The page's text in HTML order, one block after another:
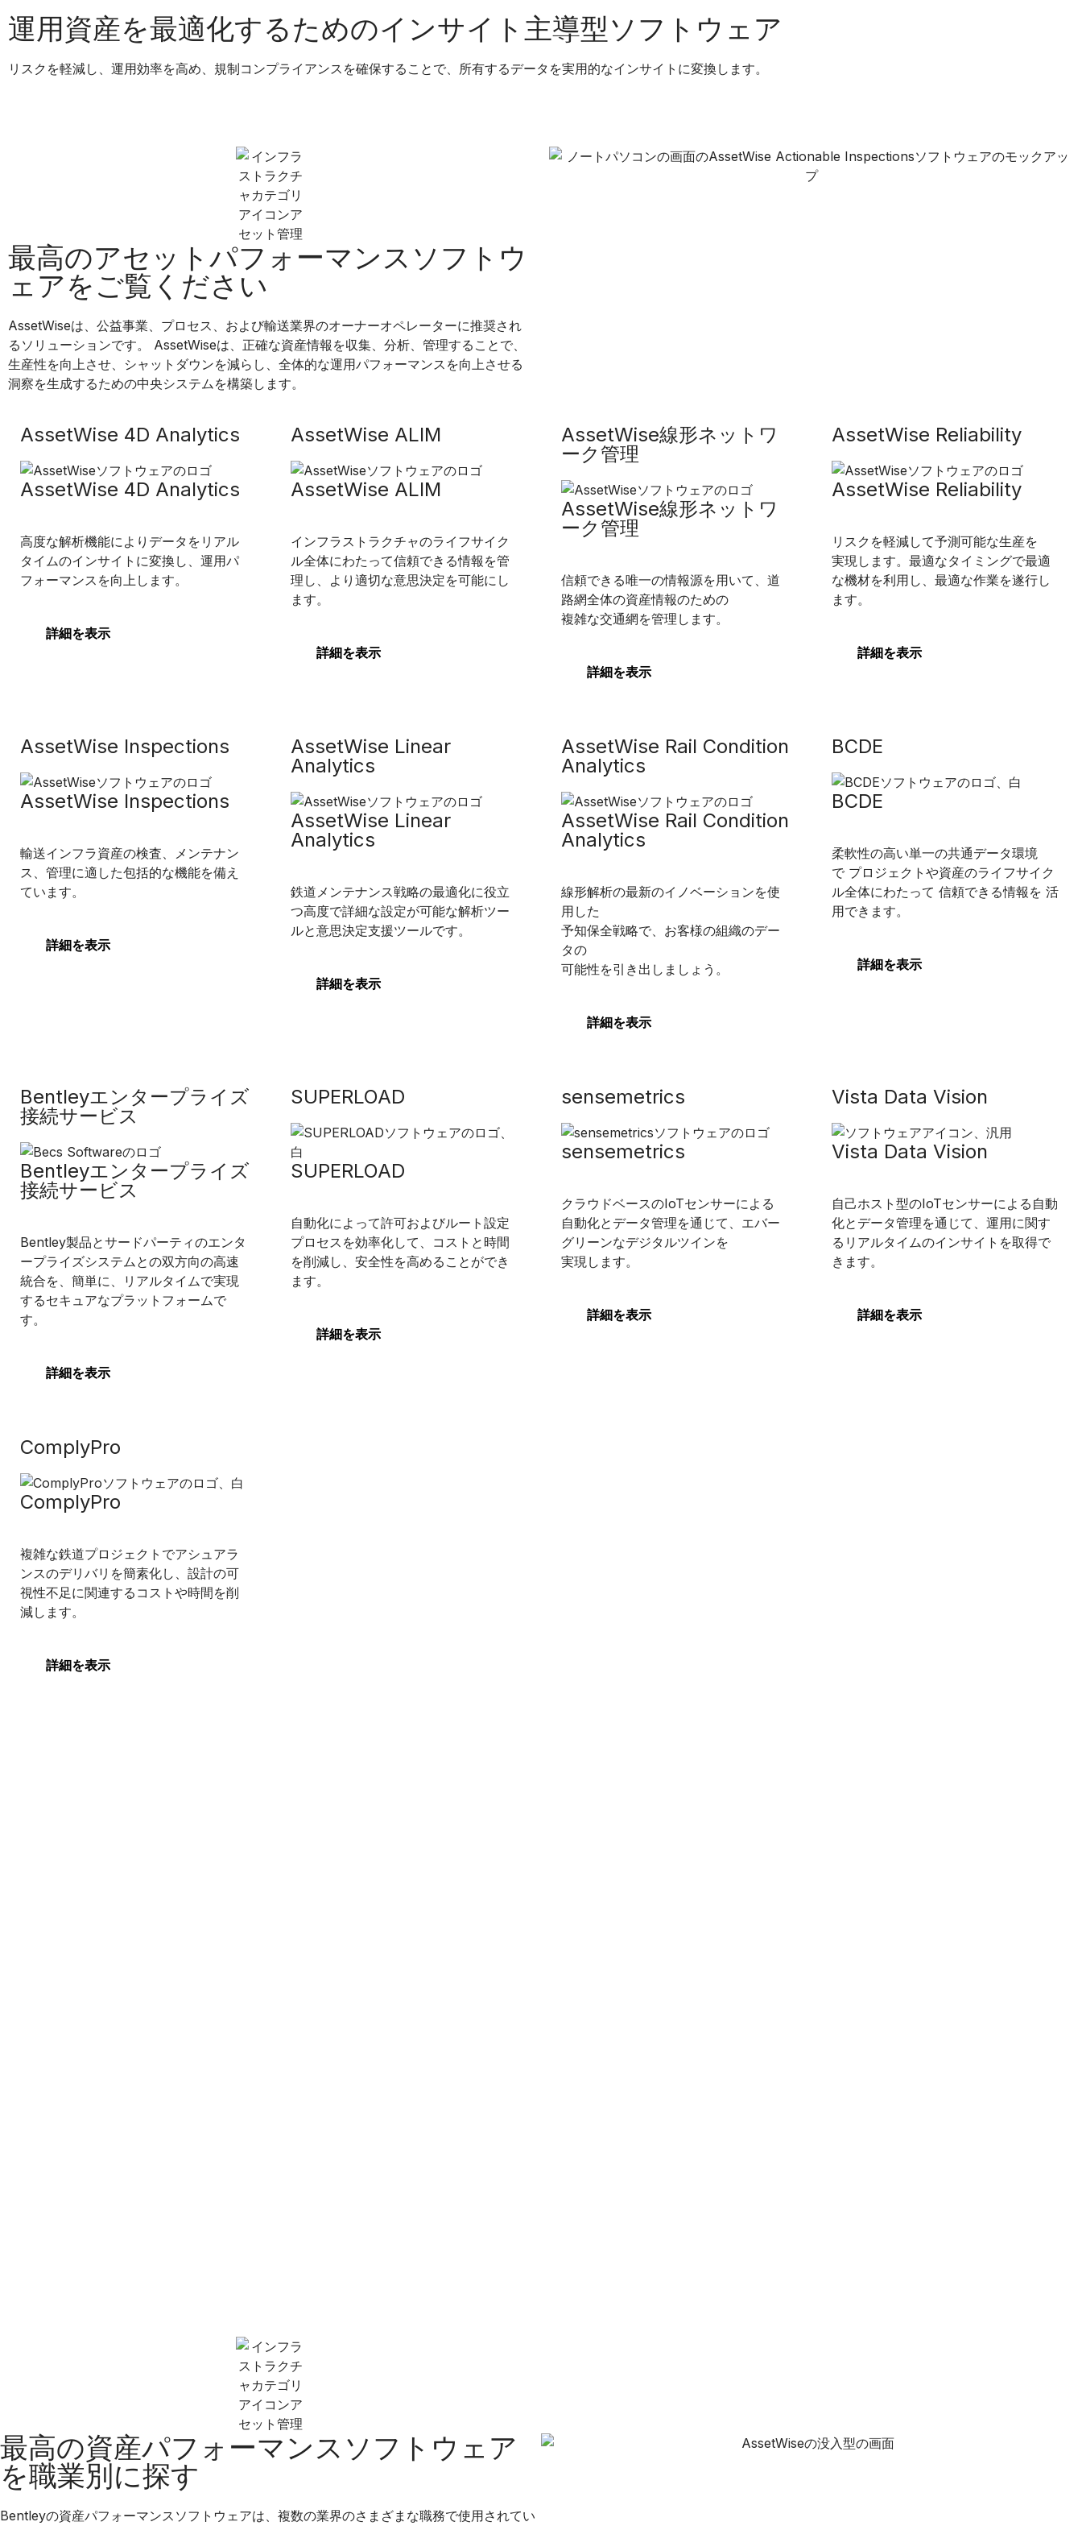
運用資産を最適化するためのインサイト主導型ソフトウェア
リスクを軽減し、運用効率を高め、規制コンプライアンスを確保することで、所有するデータを実用的なインサイトに変換します。
最高のアセットパフォーマンスソフトウ
ェアをご覧ください
AssetWiseは、公益事業、プロセス、および輸送業界のオーナーオペレーターに推奨され
るソリューションです。 AssetWiseは、正確な資産情報を収集、分析、管理することで、
生産性を向上させ、シャットダウンを減らし、全体的な運用パフォーマンスを向上させる
洞察を生成するための中央システムを構築します。
AssetWise 4D Analytics
AssetWise 4D Analytics
高度な解析機能によりデータをリアル
タイムのインサイトに変換し、運用パ
フォーマンスを向上します。
詳細を表示
AssetWise ALIM
AssetWise ALIM
インフラストラクチャのライフサイク
ル全体にわたって信頼できる情報を管
理し、より適切な意思決定を可能にし
ます。
詳細を表示
AssetWise線形ネットワ
ーク管理
AssetWise線形ネットワ
ーク管理
信頼できる唯一の情報源を用いて、道
路網全体の資産情報のための
複雑な交通網を管理します。
詳細を表示
AssetWise Reliability
AssetWise Reliability
リスクを軽減して予測可能な生産を
実現します。最適なタイミングで最適
な機材を利用し、最適な作業を遂行し
ます。
詳細を表示
AssetWise Inspections
AssetWise Inspections
輸送インフラ資産の検査、メンテナン
ス、管理に適した包括的な機能を備え
ています。
詳細を表示
AssetWise Linear
Analytics
AssetWise Linear
Analytics
鉄道メンテナンス戦略の最適化に役立
つ高度で詳細な設定が可能な解析ツー
ルと意思決定支援ツールです。
詳細を表示
AssetWise Rail Condition
Analytics
AssetWise Rail Condition
Analytics
線形解析の最新のイノベーションを使
用した
予知保全戦略で、お客様の組織のデー
タの
可能性を引き出しましょう。
詳細を表示
BCDE
BCDE
柔軟性の高い単一の共通データ環境
で プロジェクトや資産のライフサイク
ル全体にわたって 信頼できる情報を 活
用できます。
詳細を表示
Bentleyエンタープライズ
接続サービス
Bentleyエンタープライズ
接続サービス
Bentley製品とサードパーティのエンタ
ープライズシステムとの双方向の高速
統合を、簡単に、リアルタイムで実現
するセキュアなプラットフォームで
す。
詳細を表示
SUPERLOAD
SUPERLOAD
自動化によって許可およびルート設定
プロセスを効率化して、コストと時間
を削減し、安全性を高めることができ
ます。
詳細を表示
sensemetrics
sensemetrics
クラウドベースのIoTセンサーによる
自動化とデータ管理を通じて、エバー
グリーンなデジタルツインを
実現します。
詳細を表示
Vista Data Vision
Vista Data Vision
自己ホスト型のIoTセンサーによる自動
化とデータ管理を通じて、運用に関す
るリアルタイムのインサイトを取得で
きます。
詳細を表示
ComplyPro
ComplyPro
複雑な鉄道プロジェクトでアシュアラ
ンスのデリバリを簡素化し、設計の可
視性不足に関連するコストや時間を削
減します。
詳細を表示
最高の資産パフォーマンスソフトウェア
を職業別に探す
Bentleyの資産パフォーマンスソフトウェアは、複数の業界のさまざまな職務で使用されてい